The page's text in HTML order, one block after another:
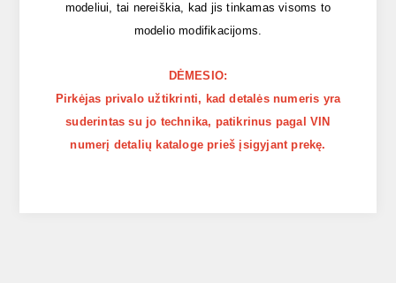
modeliui, tai nereiškia, kad jis tinkamas visoms to
modelio modifikacijoms.
DĖMESIO:
Pirkėjas privalo užtikrinti, kad detalės numeris yra
suderintas su jo technika, patikrinus pagal VIN
numerį detalių kataloge prieš įsigyjant prekę.